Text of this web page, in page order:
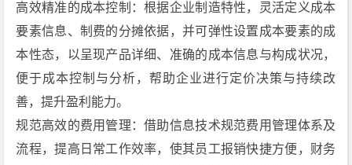
高效精准的成本控制：根据企业制造特性，灵活定义成本
要素信息、制费的分摊依据，并可弹性设置成本要素的成
本性态，以呈现产品详细、准确的成本信息与构成状况，
便于成本控制与分析，帮助企业进行定价决策与持续改
善，提升盈利能力。
规范高效的费用管理：借助信息技术规范费用管理体系及
流程，提高日常工作效率，使其员工报销快捷方便，财务